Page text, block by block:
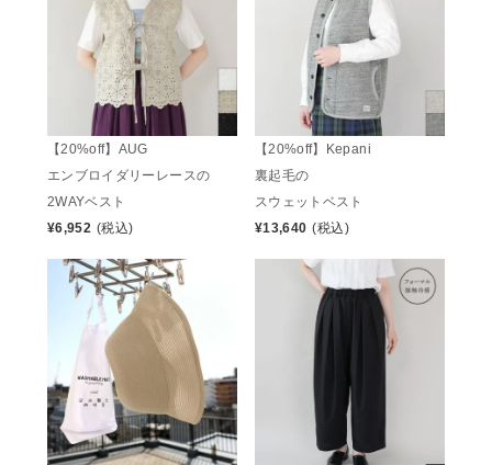
【20%off】AUG
エンブロイダリーレースの
2WAYベスト
¥6,952 (税込)
【20%off】Kepani
裏起毛の
スウェットベスト
¥13,640 (税込)